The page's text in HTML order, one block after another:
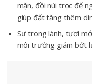
mặn, đồi núi trọc để
giúp đất tăng thêm
Sự trong lành, tươi
môi trường giảm bớt